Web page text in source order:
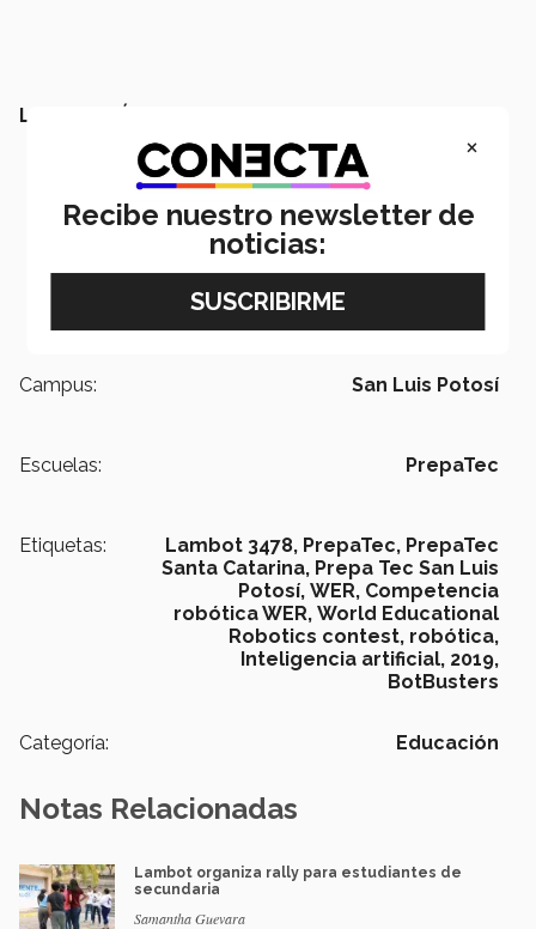
LEE TAMBIÉN:
Campus: San Luis Potosí
Escuelas: PrepaTec
Etiquetas: Lambot 3478, PrepaTec, PrepaTec
Santa Catarina, Prepa Tec San Luis
Potosí, WER, Competencia
robótica WER, World Educational
Robotics contest, robótica,
Inteligencia artificial, 2019,
BotBusters
Categoría: Educación
Notas Relacionadas
Lambot organiza rally para estudiantes de
secundaria
Samantha Guevara
×
Recibe nuestro newsletter de
noticias: